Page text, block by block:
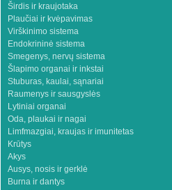
Širdis ir kraujotaka
Plaučiai ir kvėpavimas
Virškinimo sistema
Endokrininė sistema
Smegenys, nervų sistema
Šlapimo organai ir inkstai
Stuburas, kaulai, sąnariai
Raumenys ir sausgyslės
Lytiniai organai
Oda, plaukai ir nagai
Limfmazgiai, kraujas ir imunitetas
Krūtys
Akys
Ausys, nosis ir gerklė
Burna ir dantys